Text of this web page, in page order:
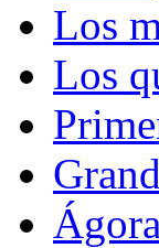
Los
Los
Ágora